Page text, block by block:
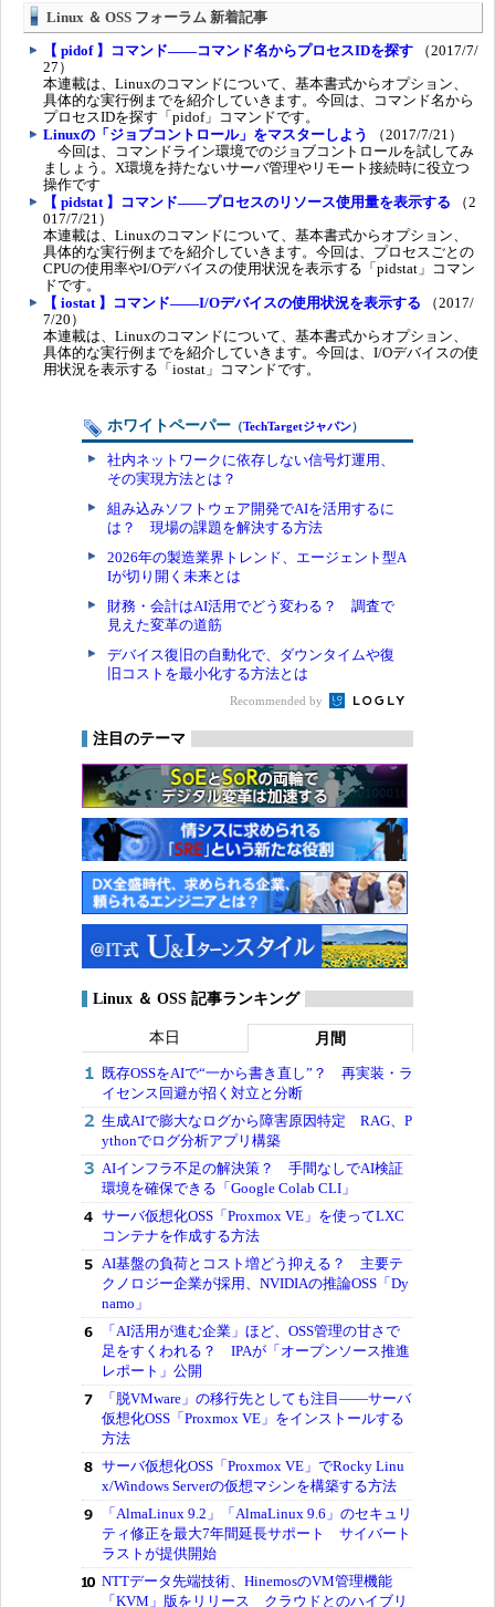
Linux ＆ OSS フォーラム 新着記事
【 pidof 】コマンド――コマンド名からプロセスIDを探す （2017/7/
27）
本連載は、Linuxのコマンドについて、基本書式からオプション、
具体的な実行例までを紹介していきます。今回は、コマンド名から
プロセスIDを探す「pidof」コマンドです。
Linuxの「ジョブコントロール」をマスターしよう
（2017/7/21）
今回は、コマンドライン環境でのジョブコントロールを試してみ
ましょう。X環境を持たないサーバ管理やリモート接続時に役立つ
操作です
【 pidstat 】コマンド――プロセスのリソース使用量を表示する （2
017/7/21）
本連載は、Linuxのコマンドについて、基本書式からオプション、
具体的な実行例までを紹介していきます。今回は、プロセスごとの
CPUの使用率やI/Oデバイスの使用状況を表示する「pidstat」コマン
ドです。
【 iostat 】コマンド――I/Oデバイスの使用状況を表示する （2017/
7/20）
本連載は、Linuxのコマンドについて、基本書式からオプション、
具体的な実行例までを紹介していきます。今回は、I/Oデバイスの使
用状況を表示する「iostat」コマンドです。
ホワイトペーパー （TechTargetジャパン）
社内ネットワークに依存しない信号灯運用、
その実現方法とは？
組み込みソフトウェア開発でAIを活用するに
は？ 現場の課題を解決する方法
2026年の製造業界トレンド、エージェント型A
Iが切り開く未来とは
財務・会計はAI活用でどう変わる？ 調査で
見えた変革の道筋
デバイス復旧の自動化で、ダウンタイムや復
旧コストを最小化する方法とは
Recommended by
注目のテーマ
Linux ＆ OSS 記事ランキング
本日 月間
既存OSSをAIで“一から書き直し”？ 再実装・ラ
イセンス回避が招く対立と分断
生成AIで膨大なログから障害原因特定 RAG、P
ythonでログ分析アプリ構築
AIインフラ不足の解決策？ 手間なしでAI検証
環境を確保できる「Google Colab CLI」
サーバ仮想化OSS「Proxmox VE」を使ってLXC
コンテナを作成する方法
AI基盤の負荷とコスト増どう抑える？ 主要テ
クノロジー企業が採用、NVIDIAの推論OSS「Dy
namo」
「AI活用が進む企業」ほど、OSS管理の甘さで
足をすくわれる？ IPAが「オープンソース推進
レポート」公開
「脱VMware」の移行先としても注目――サーバ
仮想化OSS「Proxmox VE」をインストールする
方法
サーバ仮想化OSS「Proxmox VE」でRocky Linu
x/Windows Serverの仮想マシンを構築する方法
「AlmaLinux 9.2」「AlmaLinux 9.6」のセキュリ
ティ修正を最大7年間延長サポート サイバート
ラストが提供開始
NTTデータ先端技術、HinemosのVM管理機能
「KVM」版をリリース クラウドとのハイブリ